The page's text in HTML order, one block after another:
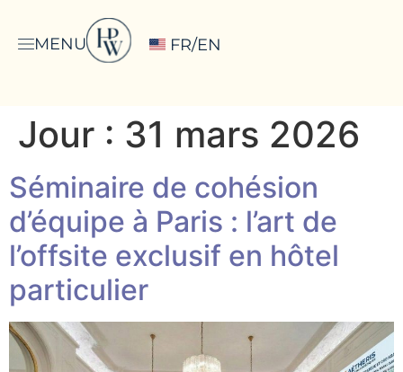
MENU FR/EN
Jour : 31 mars 2026
Séminaire de cohésion
d’équipe à Paris : l’art de
l’offsite exclusif en hôtel
particulier